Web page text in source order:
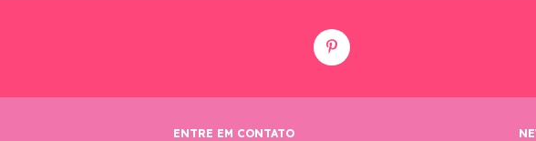
ENTRE EM CONTATO